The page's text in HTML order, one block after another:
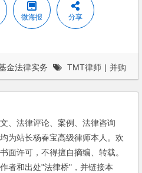
微海报 分享
金法律实务 TMT律师 | 并购
、法律评论、案例、法律咨询
为站长杨春宝高级律师本人。欢
面许可，不得擅自摘编、转载。
者和出处"法律桥"，并链接本